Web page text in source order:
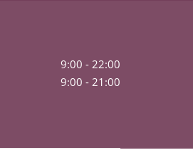
9:00 - 22:00
9:00 - 21:00